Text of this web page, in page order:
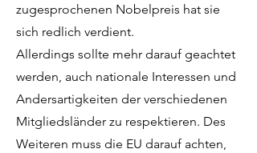
zugesprochenen Nobelpreis hat sie
sich redlich verdient.
Allerdings sollte mehr darauf geachtet
werden, auch nationale Interessen und
Andersartigkeiten der verschiedenen
Mitgliedsländer zu respektieren. Des
Weiteren muss die EU darauf achten,